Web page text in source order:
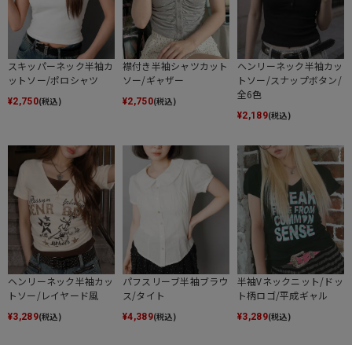
スキッパーネック半袖カ
ットソー/ポロシャツ
¥2,750(税込)
襟付き半袖シャツカット
ソー/ギャザー
¥2,750(税込)
ヘンリーネック半袖カッ
トソー/スナップボタン/
全6色
¥2,189(税込)
ヘンリーネック半袖カッ
トソー/レイヤード風
¥3,289(税込)
パフスリーブ半袖ブラウ
ス/タイト
¥4,389(税込)
半袖Vネックニット/ドッ
ト柄ロゴ/平成ギャル
¥3,289(税込)